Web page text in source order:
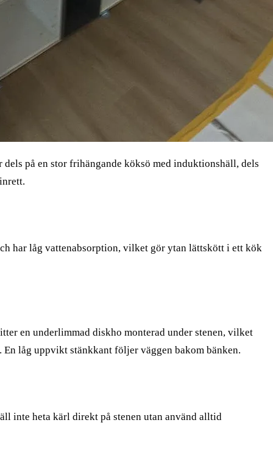
på en stor frihängande köksö med induktionshäll, dels
har låg vattenabsorption, vilket gör ytan lättskött i ett kök
en underlimmad diskho monterad under stenen, vilket
låg uppvikt stänkkant följer väggen bakom bänken.
inte heta kärl direkt på stenen utan använd alltid